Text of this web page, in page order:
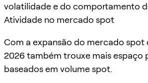
volatilidade e do comportamento
Atividade no mercado spot
Com a expansão do mercado spot
2026 também trouxe mais espaço
baseados em volume spot.